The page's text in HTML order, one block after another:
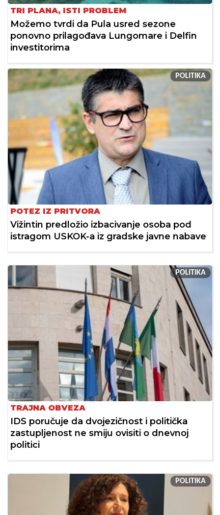
TRI PLANA, ISTI PROBLEM
Možemo tvrdi da Pula usred sezone
ponovno prilagođava Lungomare i Delfin
investitorima
POLITIKA
POTEZ IZ PRITVORA
Vižintin predložio izbacivanje osoba pod
istragom USKOK-a iz gradske javne nabave
POLITIKA
TRAJNA OBVEZA
IDS poručuje da dvojezičnost i politička
zastupljenost ne smiju ovisiti o dnevnoj
politici
POLITIKA